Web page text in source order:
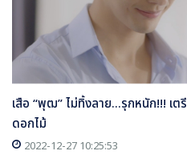
เสือ “พุฒ” ไม่ทิ้งลาย...รุกหนัก!!! เต
ดอกไม้
2022-12-27 10:25:53